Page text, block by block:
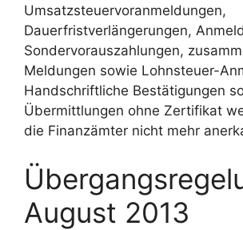
Umsatzsteuervoranmeldungen,
Dauerfristverlängerungen,
Sondervorauszahlungen,
Meldungen sowie Lohnsteuer-
Handschriftliche Bestätigungen
Übermittlungen ohne Zertifikat
die Finanzämter nicht mehr
August 2013